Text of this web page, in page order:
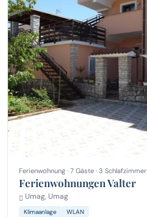
Ferienwohnung · 7 Gäste · 3 Schlafzimmer
Ferienwohnungen Valter
Umag, Umag
Klimaanlage WLAN